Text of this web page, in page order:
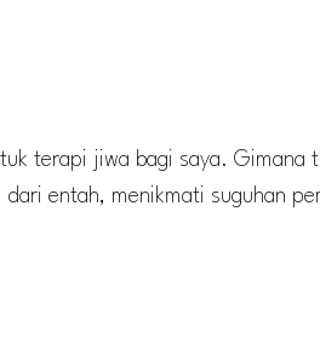
terapi jiwa bagi saya. Gimana
entah, menikmati suguhan